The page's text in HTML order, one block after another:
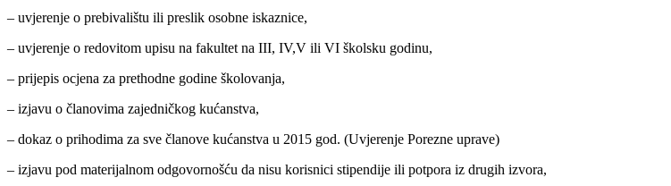
– uvjerenje o prebivalištu ili preslik osobne iskaznice,
– uvjerenje o redovitom upisu na fakultet na III, IV,V ili VI školsku godinu,
– prijepis ocjena za prethodne godine školovanja,
– izjavu o članovima zajedničkog kućanstva,
– dokaz o prihodima za sve članove kućanstva u 2015 god. (Uvjerenje Porezne uprave)
– izjavu pod materijalnom odgovornošću da nisu korisnici stipendije ili potpora iz drugih izvora,